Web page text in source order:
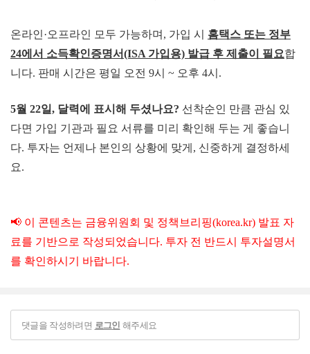
온라인·오프라인 모두 가능하며, 가입 시 홈택스 또는 정부
24에서 소득확인증명서(ISA 가입용) 발급 후 제출이 필요합
니다. 판매 시간은 평일 오전 9시 ~ 오후 4시.
5월 22일, 달력에 표시해 두셨나요? 선착순인 만큼 관심 있
다면 가입 기관과 필요 서류를 미리 확인해 두는 게 좋습니
다. 투자는 언제나 본인의 상황에 맞게, 신중하게 결정하세
요.
📢 이 콘텐츠는 금융위원회 및 정책브리핑(korea.kr) 발표 자
료를 기반으로 작성되었습니다. 투자 전 반드시 투자설명서
를 확인하시기 바랍니다.
댓글을 작성하려면 로그인 해주세요